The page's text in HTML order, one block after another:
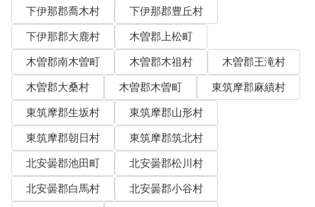
下伊那郡喬木村
下伊那郡豊丘村
下伊那郡大鹿村
木曽郡上松町
木曽郡南木曽町
木曽郡木祖村
木曽郡王滝村
木曽郡大桑村
木曽郡木曽町
東筑摩郡麻績村
東筑摩郡生坂村
東筑摩郡山形村
東筑摩郡朝日村
東筑摩郡筑北村
北安曇郡池田町
北安曇郡松川村
北安曇郡白馬村
北安曇郡小谷村